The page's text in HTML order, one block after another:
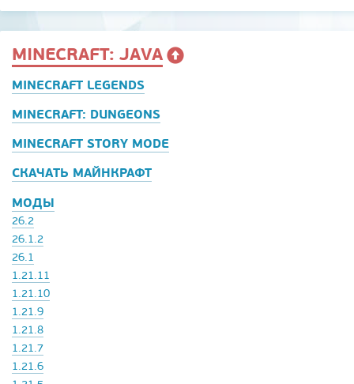
MINECRAFT: JAVA
MINECRAFT LEGENDS
MINECRAFT: DUNGEONS
MINECRAFT STORY MODE
СКАЧАТЬ МАЙНКРАФТ
МОДЫ
26.2
26.1.2
26.1
1.21.11
1.21.10
1.21.9
1.21.8
1.21.7
1.21.6